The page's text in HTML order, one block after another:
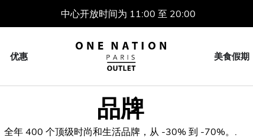
中心开放时间为 11:00 至 20:00
优惠 美食假期
品牌
全年 400 个顶级时尚和生活品牌，从 -30% 到 -70%。.